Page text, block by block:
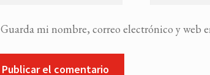
Guarda mi nombre, correo electrónico y web